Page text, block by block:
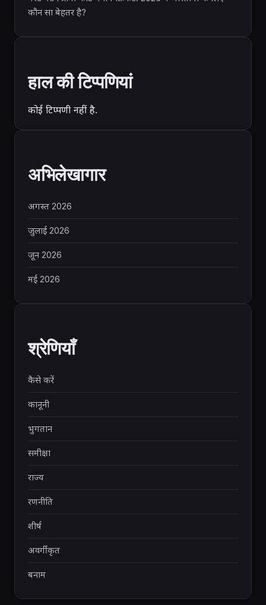
कौन सा बेहतर है?
हाल की टिप्पणियां
कोई टिप्पणी नहीं है.
अभिलेखागार
अगस्त 2026
जुलाई 2026
जून 2026
मई 2026
श्रेणियाँ
कैसे करें
कानूनी
भुगतान
समीक्षा
राज्य
रणनीति
शीर्ष
अवर्गीकृत
बनाम